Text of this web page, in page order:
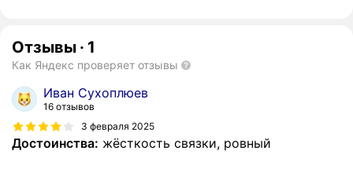
Отзывы · 1
Как Яндекс проверяет отзывы
Иван Сухоплюев
16 отзывов
3 февраля 2025
Достоинства: жёсткость связки, ровный